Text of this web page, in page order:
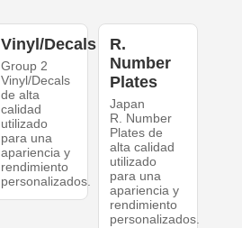
Vinyl/Decals
Group 2
Vinyl/Decals
de alta
calidad
utilizado
para una
apariencia y
rendimiento
personalizados.
R.
Number
Plates
Japan
R. Number
Plates de
alta calidad
utilizado
para una
apariencia y
rendimiento
personalizados.